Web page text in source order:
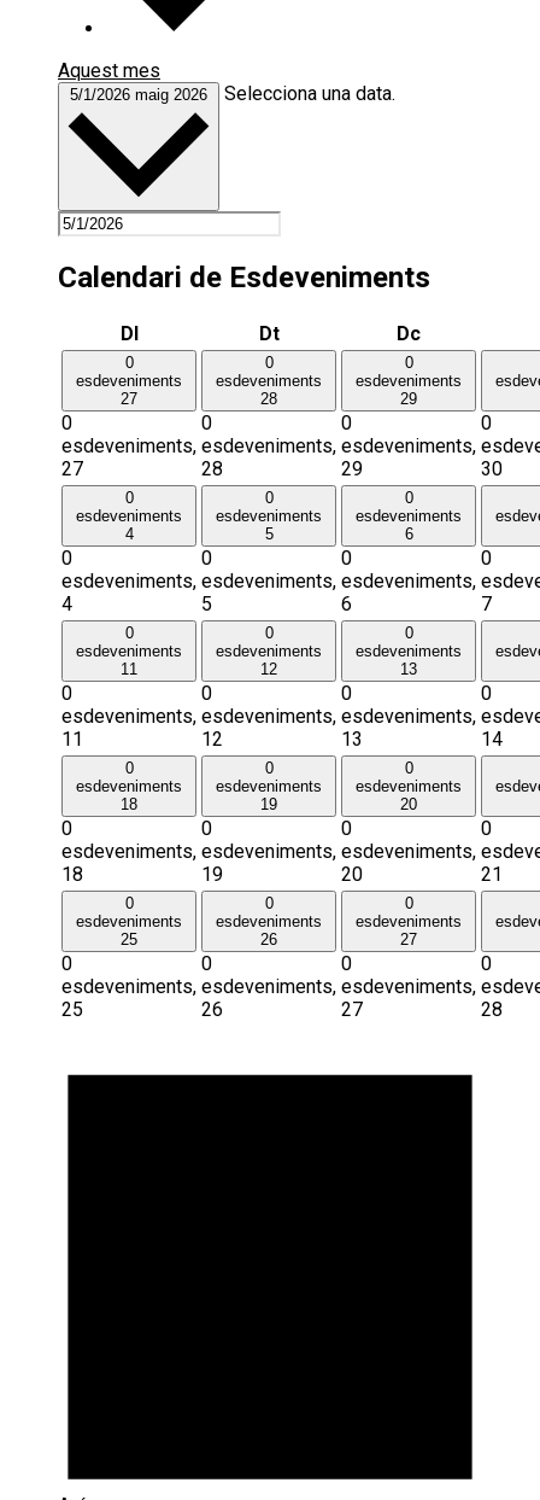
Aquest mes
5/1/2026 maig 2026 Selecciona una data.
Calendari de Esdeveniments
DlDilluns DtDimarts DcDimecres
0
esdeveniments
27
0
esdeveniments,
27
0
esdeveniments
28
0
esdeveniments,
28
0
esdeveniments
29
0
esdeveniments,
29
0
30
0
esdeveniments
4
0
esdeveniments,
4
0
esdeveniments
5
0
esdeveniments,
5
0
esdeveniments
6
0
esdeveniments,
6
0
7
0
esdeveniments
11
0
esdeveniments,
11
0
esdeveniments
12
0
esdeveniments,
12
0
esdeveniments
13
0
esdeveniments,
13
0
14
0
esdeveniments
18
0
esdeveniments,
18
0
esdeveniments
19
0
esdeveniments,
19
0
esdeveniments
20
0
esdeveniments,
20
0
21
0
esdeveniments
25
0
esdeveniments,
25
0
esdeveniments
26
0
esdeveniments,
26
0
esdeveniments
27
0
esdeveniments,
27
0
28